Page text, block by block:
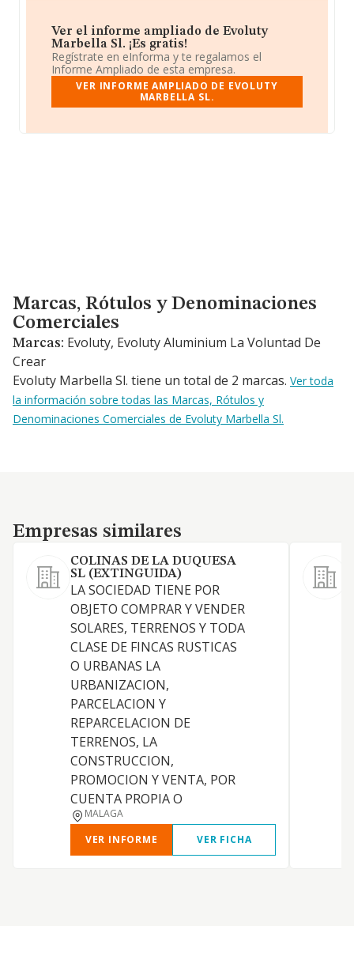
Ver el informe ampliado de Evoluty
Marbella Sl. ¡Es gratis!
Regístrate en eInforma y te regalamos el
Informe Ampliado de esta empresa.
VER INFORME AMPLIADO DE EVOLUTY
MARBELLA SL.
Marcas, Rótulos y Denominaciones Comerciales
Marcas, Rótulos y Denominaciones
Comerciales
Marcas: Evoluty, Evoluty Aluminium La Voluntad De
Crear
Evoluty Marbella Sl. tiene un total de 2 marcas. Ver toda
la información sobre todas las Marcas, Rótulos y
Denominaciones Comerciales de Evoluty Marbella Sl.
Empresas similares
Empresas similares
COLINAS DE LA DUQUESA
SL (EXTINGUIDA)
LA SOCIEDAD TIENE POR
OBJETO COMPRAR Y VENDER
SOLARES, TERRENOS Y TODA
CLASE DE FINCAS RUSTICAS
O URBANAS LA
URBANIZACION,
PARCELACION Y
REPARCELACION DE
TERRENOS, LA
CONSTRUCCION,
PROMOCION Y VENTA, POR
CUENTA PROPIA O
MALAGA
VER INFORME
VER FICHA